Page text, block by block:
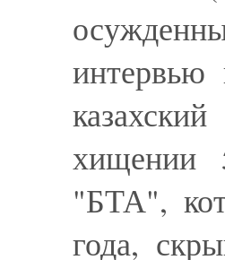
хищении
"БТА",
года,